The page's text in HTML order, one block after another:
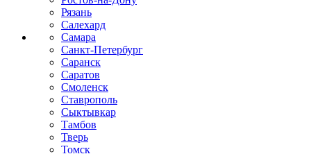
Рязань
Салехард
Самара
Санкт-Петербург
Саранск
Саратов
Смоленск
Ставрополь
Сыктывкар
Тамбов
Тверь
Томск